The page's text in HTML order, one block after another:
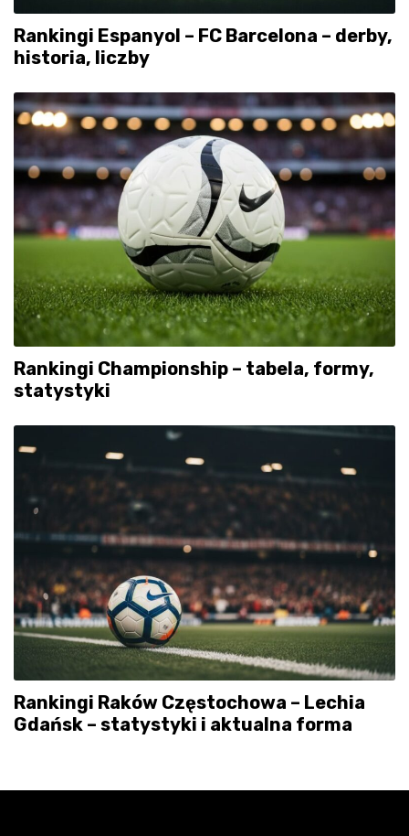
Rankingi Espanyol – FC Barcelona – derby,
historia, liczby
Rankingi Championship – tabela, formy,
statystyki
Rankingi Raków Częstochowa – Lechia
Gdańsk – statystyki i aktualna forma